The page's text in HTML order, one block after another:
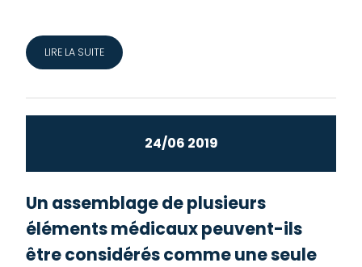
LIRE LA SUITE
24/06 2019
Un assemblage de plusieurs
éléments médicaux peuvent-ils
être considérés comme une seule